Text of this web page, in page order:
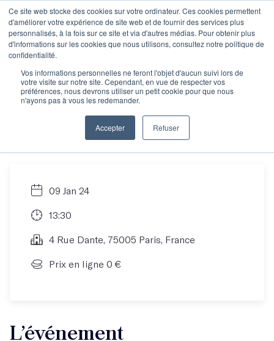
Ce site web stocke des cookies sur votre ordinateur. Ces cookies permettent
d'améliorer votre expérience de site web et de fournir des services plus
personnalisés, à la fois sur ce site et via d'autres médias. Pour obtenir plus
d'informations sur les cookies que nous utilisons, consultez notre politique de
confidentialité.
Vos informations personnelles ne feront l'objet d'aucun suivi lors de
votre visite sur notre site. Cependant, en vue de respecter vos
préférences, nous devrons utiliser un petit cookie pour que nous
n'ayons pas à vous les redemander.
Accepter Refuser
Objectif manuscrit :
Comment écrire son
roman en 12 mois ?
09 Jan 24
13:30
4 Rue Dante, 75005 Paris, France
Prix en ligne 0 €
L’événement